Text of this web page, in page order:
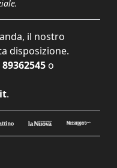
il nostro
disposizione.
89362545 o
.